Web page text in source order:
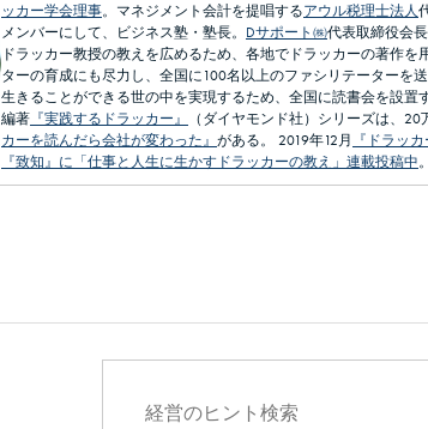
ッカー学会理事。マネジメント会計を提唱するアウル税理士法人
メンバーにして、ビジネス塾・塾長。 Dサポート㈱代表取締役会長
ドラッカー教授の教えを広めるため、各地でドラッカーの著作
ターの育成にも尽力し、全国に100名以上のファシリテーターを
生きることができる世の中を実現するため、全国に読書会を設置
編著 『実践するドラッカー』 （ダイヤモンド社）シリーズは、
カーを読んだら会社が変わった』 がある。 2019年12月 『ドラッ
『致知』に「仕事と人生に生かすドラッカーの教え」連載投稿中。